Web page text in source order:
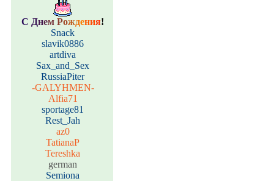
С Днем Рождения!
Snack
slavik0886
artdiva
Sax_and_Sex
RussiaPiter
-GALYHMEN-
Alfia71
sportage81
Rest_Jah
az0
TatianaP
Tereshka
german
Semiona